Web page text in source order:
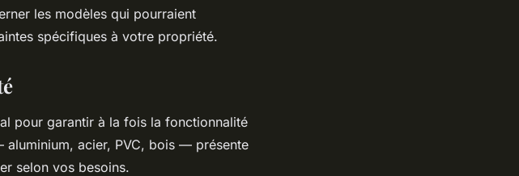
les modèles qui pourraient
spécifiques à votre propriété.
pour garantir à la fois la fonctionnalité
aluminium, acier, PVC, bois — présente
selon vos besoins.